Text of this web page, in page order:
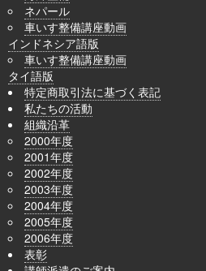
ネパール
車いす整備講座動画
インドネシア語版
車いす整備講座動画
タイ語版
特定商取引法に基づく表記
私たちの活動
組織沿革
2000年度
2001年度
2002年度
2003年度
2004年度
2005年度
2006年度
表彰